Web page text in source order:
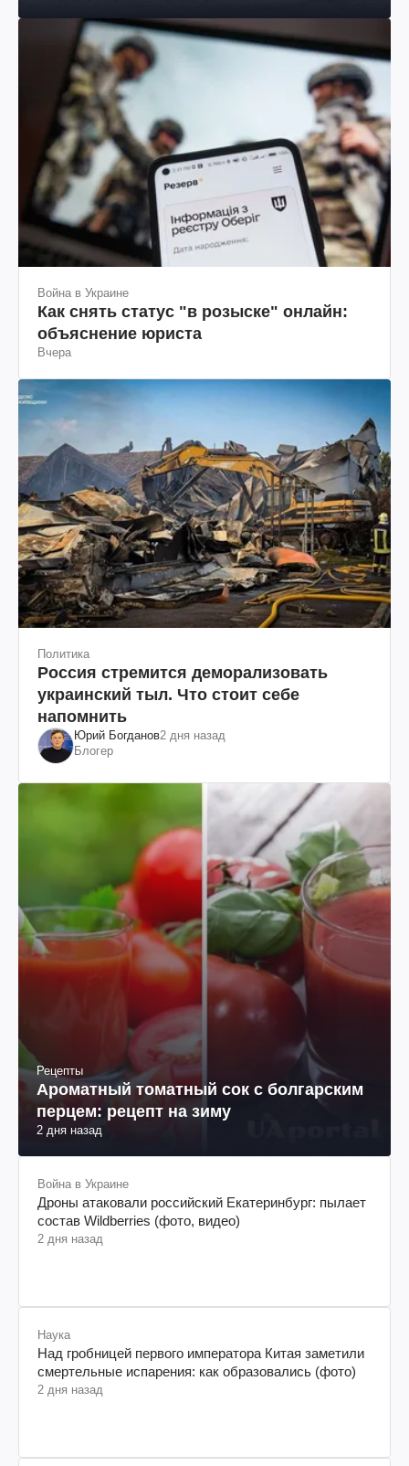
Война в Украине
Как снять статус "в розыске" онлайн:
объяснение юриста
Вчера
Политика
Россия стремится деморализовать
украинский тыл. Что стоит себе
напомнить
Юрий Богданов2 дня назад
Блогер
Рецепты
Ароматный томатный сок с болгарским
перцем: рецепт на зиму
2 дня назад
Война в Украине
Дроны атаковали российский Екатеринбург: пылает
состав Wildberries (фото, видео)
2 дня назад
Наука
Над гробницей первого императора Китая заметили
смертельные испарения: как образовались (фото)
2 дня назад